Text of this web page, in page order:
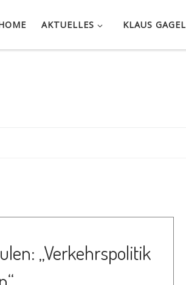
AKTUELLES KLAUS GAGEL
„Verkehrspolitik